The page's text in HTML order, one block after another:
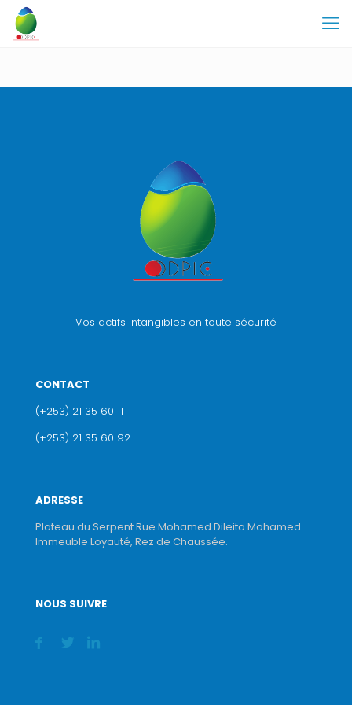
Vos actifs intangibles en toute sécurité
CONTACT
(+253) 21 35 60 11
(+253) 21 35 60 92
ADRESSE
Plateau du Serpent Rue Mohamed Dileita Mohamed
Immeuble Loyauté, Rez de Chaussée.
NOUS SUIVRE